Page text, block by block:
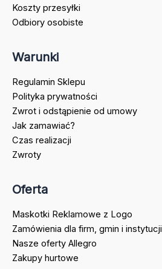
Koszty przesyłki
Odbiory osobiste
Warunki
Regulamin Sklepu
Polityka prywatności
Zwrot i odstąpienie od umowy
Jak zamawiać?
Czas realizacji
Zwroty
Oferta
Maskotki Reklamowe z Logo
Zamówienia dla firm, gmin i instytucji
Nasze oferty Allegro
Zakupy hurtowe